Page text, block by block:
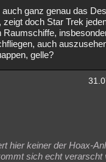
ganz genau das
doch Star Trek
Raumschiffe,
auch
gelle?
hier keiner der Hoax-
sich echt verarscht